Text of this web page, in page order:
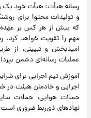
رسانه هیأت: هیأت خود یک
و تولیدات محتوا برای
که بیش از هر کس بر
مهم را تقویت خواهد کرد.
امیدبخش و تبیینی، از
عملیات رسانه‌ای دشمن
آموزش تیم اجرایی برای
اجرایی و خادمان هیئت در
حملات هوایی، حملات
نهادهای ذی‌ربط ضروری